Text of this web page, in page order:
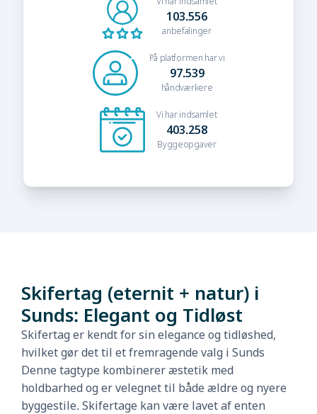
103.556
anbefalinger
På platformen har vi
97.539
håndværkere
Vi har indsamlet
403.258
Byggeopgaver
Skifertag (eternit + natur) i
Sunds: Elegant og Tidløst
Skifertag er kendt for sin elegance og tidløshed,
hvilket gør det til et fremragende valg i Sunds
Denne tagtype kombinerer æstetik med
holdbarhed og er velegnet til både ældre og nyere
byggestile. Skifertage kan være lavet af enten